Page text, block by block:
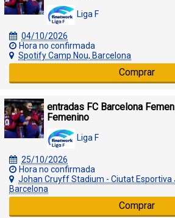
Liga F
04/10/2026
Hora no confirmada
Spotify Camp Nou, Barcelona
Comprar
entradas FC Barcelona
Femenino
Liga F
25/10/2026
Hora no confirmada
Johan Cruyff Stadium - Ciutat Esportiva
Barcelona
Comprar